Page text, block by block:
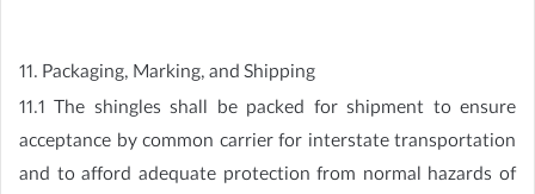
11. Packaging, Marking, and Shipping
11.1 The shingles shall be packed for shipment to ensure
acceptance by common carrier for interstate transportation
and to afford adequate protection from normal hazards of